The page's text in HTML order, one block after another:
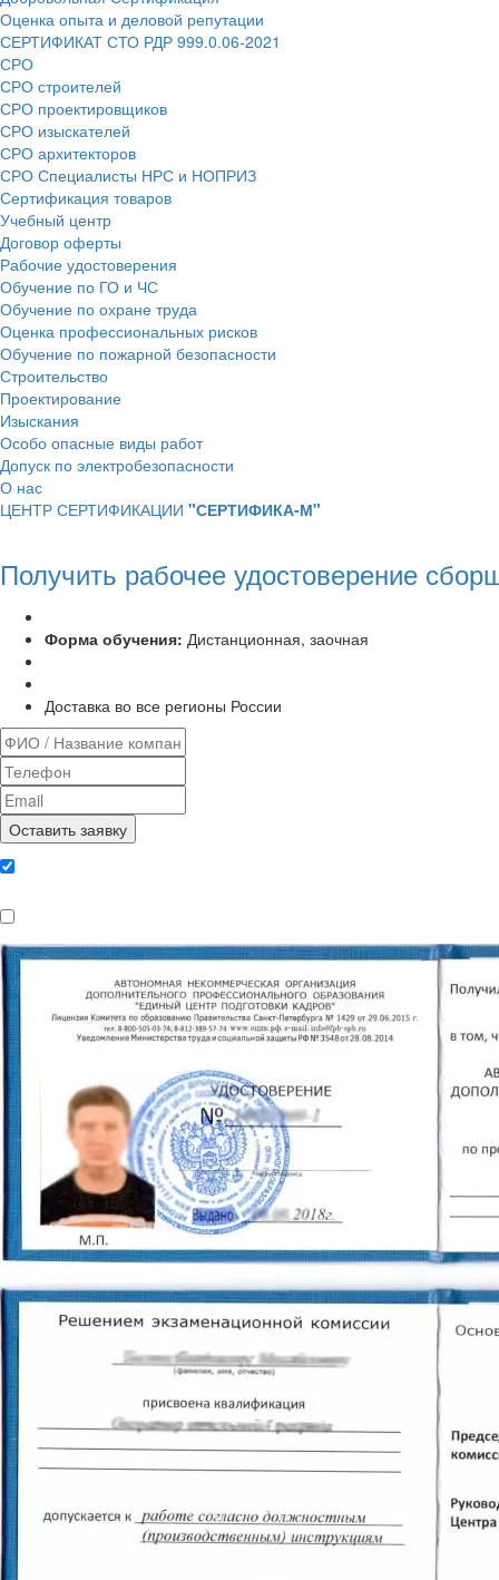
Оценка опыта и деловой репутации
СЕРТИФИКАТ СТО РДР 999.0.06-2021
СРО
СРО строителей
СРО проектировщиков
СРО изыскателей
СРО архитекторов
СРО Специалисты НРС и НОПРИЗ
Сертификация товаров
Учебный центр
Договор оферты
Рабочие удостоверения
Обучение по ГО и ЧС
Обучение по охране труда
Оценка профессиональных рисков
Обучение по пожарной безопасности
Строительство
Проектирование
Изыскания
Особо опасные виды работ
Допуск по электробезопасности
О нас
ЦЕНТР СЕРТИФИКАЦИИ "СЕРТИФИКА-М"
Получить рабочее удостоверение
Форма обучения: Дистанционная, заочная
Доставка во все регионы России